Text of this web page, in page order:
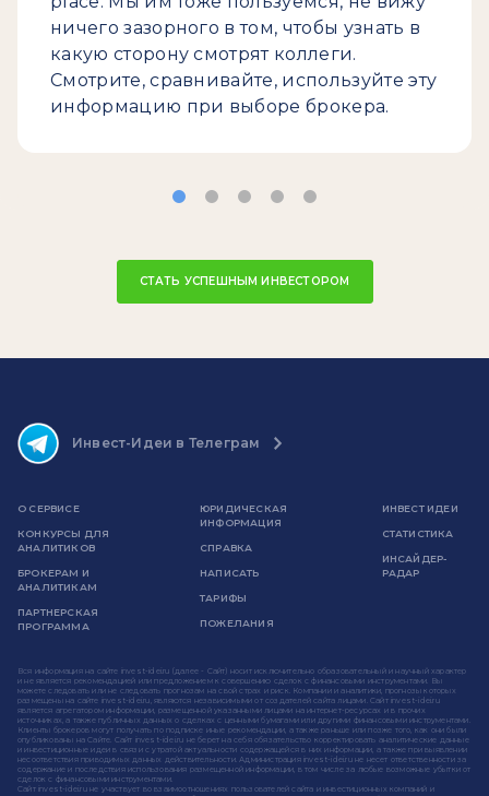
ничего зазорного в том, чтобы узнать в
какую сторону смотрят коллеги.
Смотрите, сравнивайте, используйте эту
информацию при выборе брокера.
СТАТЬ УСПЕШНЫМ ИНВЕСТОРОМ
Инвест-Идеи в Телеграм
О СЕРВИСЕ
КОНКУРСЫ ДЛЯ
АНАЛИТИКОВ
БРОКЕРАМ И
АНАЛИТИКАМ
ПАРТНЕРСКАЯ
ПРОГРАММА
ЮРИДИЧЕСКАЯ
ИНФОРМАЦИЯ
СПРАВКА
НАПИСАТЬ
ТАРИФЫ
ПОЖЕЛАНИЯ
ИНВЕСТ ИДЕИ
СТАТИСТИКА
ИНСАЙДЕР-
РАДАР
Вся информация на сайте invest-idei.ru (далее - Сайт) носит исключительно образовательный и научный характер
и не является рекомендацией или предложением к совершению сделок с финансовыми инструментами. Вы
можете следовать или не следовать прогнозам на свой страх и риск. Компании и аналитики, прогнозы которых
размещены на сайте invest-idei.ru, являются независимыми от создателей сайта лицами. Сайт invest-idei.ru
является агрегатором информации, размещенной указанными лицами на интернет-ресурсах и в прочих
источниках, а также публичных данных о сделках с ценными бумагами или другими финансовыми инструментами.
Клиенты брокеров могут получать по подписке иные рекомендации, а также раньше или позже того, как они были
опубликованы на Сайте. Сайт invest-idei.ru не берет на себя обязательство корректировать аналитические данные
и инвестиционные идеи в связи с утратой актуальности содержащейся в них информации, а также при выявлении
несоответствия приводимых данных действительности. Администрация invest-idei.ru не несет ответственности за
содержание и последствия использования размещенной информации, в том числе за любые возможные убытки от
сделок с финансовыми инструментами.
Сайт invest-idei.ru не участвует во взаимоотношениях пользователей сайта и инвестиционных компаний и